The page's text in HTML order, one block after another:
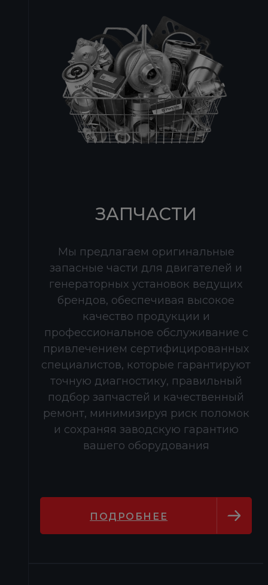
ЗАПЧАСТИ
Мы предлагаем оригинальные
запасные части для двигателей и
генераторных установок ведущих
брендов, обеспечивая высокое
качество продукции и
профессиональное обслуживание с
привлечением сертифицированных
специалистов, которые гарантируют
точную диагностику, правильный
подбор запчастей и качественный
ремонт, минимизируя риск поломок
и сохраняя заводскую гарантию
вашего оборудования
ПОДРОБНЕЕ